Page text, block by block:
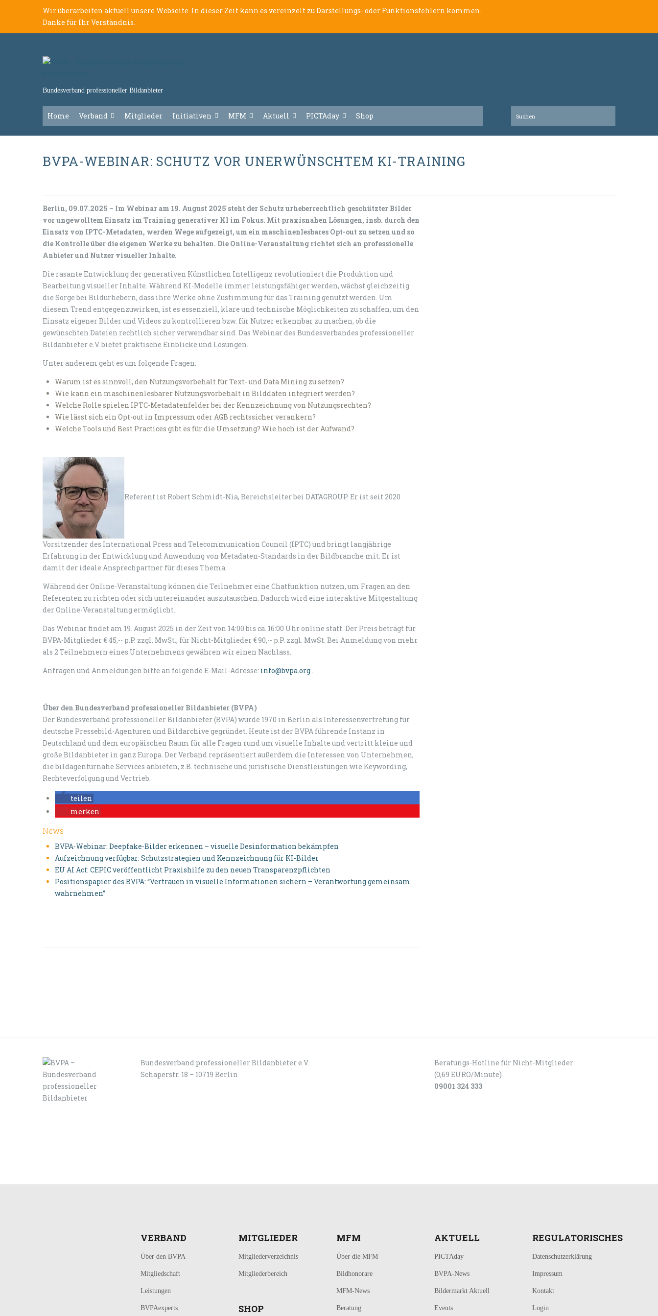
Wir überarbeiten aktuell unsere Webseite. In dieser Zeit kann es vereinzelt zu Darstellungs- oder Funktionsfehlern kommen.
Danke für Ihr Verständnis.
Bundesverband professioneller Bildanbieter
Home Verband Mitglieder Initiativen MFM Aktuell PICTAday Shop
BVPA-WEBINAR: SCHUTZ VOR UNERWÜNSCHTEM KI-TRAINING
Berlin, 09.07.2025 – Im Webinar am 19. August 2025 steht der Schutz urheberrechtlich geschützter Bilder
vor ungewolltem Einsatz im Training generativer KI im Fokus. Mit praxisnahen Lösungen, insb. durch den
Einsatz von IPTC-Metadaten, werden Wege aufgezeigt, um ein maschinenlesbares Opt-out zu setzen und so
die Kontrolle über die eigenen Werke zu behalten. Die Online-Veranstaltung richtet sich an professionelle
Anbieter und Nutzer visueller Inhalte.
Die rasante Entwicklung der generativen Künstlichen Intelligenz revolutioniert die Produktion und
Bearbeitung visueller Inhalte. Während KI-Modelle immer leistungsfähiger werden, wächst gleichzeitig
die Sorge bei Bildurhebern, dass ihre Werke ohne Zustimmung für das Training genutzt werden. Um
diesem Trend entgegenzuwirken, ist es essenziell, klare und technische Möglichkeiten zu schaffen, um den
Einsatz eigener Bilder und Videos zu kontrollieren bzw. für Nutzer erkennbar zu machen, ob die
gewünschten Dateien rechtlich sicher verwendbar sind. Das Webinar des Bundesverbandes professioneller
Bildanbieter e.V. bietet praktische Einblicke und Lösungen.
Unter anderem geht es um folgende Fragen:
Warum ist es sinnvoll, den Nutzungsvorbehalt für Text- und Data Mining zu setzen?
Wie kann ein maschinenlesbarer Nutzungsvorbehalt in Bilddaten integriert werden?
Welche Rolle spielen IPTC-Metadatenfelder bei der Kennzeichnung von Nutzungsrechten?
Wie lässt sich ein Opt-out in Impressum oder AGB rechtssicher verankern?
Welche Tools und Best Practices gibt es für die Umsetzung? Wie hoch ist der Aufwand?
Referent ist Robert Schmidt-Nia, Bereichsleiter bei DATAGROUP. Er ist seit 2020
Vorsitzender des International Press and Telecommunication Council (IPTC) und bringt langjährige
Erfahrung in der Entwicklung und Anwendung von Metadaten-Standards in der Bildbranche mit. Er ist
damit der ideale Ansprechpartner für dieses Thema.
Während der Online-Veranstaltung können die Teilnehmer eine Chatfunktion nutzen, um Fragen an den
Referenten zu richten oder sich untereinander auszutauschen. Dadurch wird eine interaktive Mitgestaltung
der Online-Veranstaltung ermöglicht.
Das Webinar findet am 19. August 2025 in der Zeit von 14:00 bis ca. 16:00 Uhr online statt. Der Preis beträgt für
BVPA-Mitglieder € 45,-- p.P. zzgl. MwSt., für Nicht-Mitglieder € 90,-- p.P. zzgl. MwSt. Bei Anmeldung von mehr
als 2 Teilnehmern eines Unternehmens gewähren wir einen Nachlass.
Anfragen und Anmeldungen bitte an folgende E-Mail-Adresse: info@bvpa.org.
Über den Bundesverband professioneller Bildanbieter (BVPA)
Der Bundesverband professioneller Bildanbieter (BVPA) wurde 1970 in Berlin als Interessenvertretung für
deutsche Pressebild-Agenturen und Bildarchive gegründet. Heute ist der BVPA führende Instanz in
Deutschland und dem europäischen Raum für alle Fragen rund um visuelle Inhalte und vertritt kleine und
große Bildanbieter in ganz Europa. Der Verband repräsentiert außerdem die Interessen von Unternehmen,
die bildagenturnahe Services anbieten, z.B. technische und juristische Dienstleistungen wie Keywording,
Rechteverfolgung und Vertrieb.
teilen
merken
News
BVPA-Webinar: Deepfake-Bilder erkennen – visuelle Desinformation bekämpfen
Aufzeichnung verfügbar: Schutzstrategien und Kennzeichnung für KI-Bilder
EU AI Act: CEPIC veröffentlicht Praxishilfe zu den neuen Transparenzpflichten
Positionspapier des BVPA: “Vertrauen in visuelle Informationen sichern – Verantwortung gemeinsam
wahrnehmen”
Bundesverband professioneller Bildanbieter e.V.
Schaperstr. 18 – 10719 Berlin
Beratungs-Hotline für Nicht-Mitglieder
(0,69 EURO/Minute)
09001 324 333
VERBAND
Über den BVPA
Mitgliedschaft
Leistungen
BVPAexperts
MITGLIEDER
Mitgliederverzeichnis
Mitgliederbereich
SHOP
MFM
Über die MFM
Bildhonorare
MFM-News
Beratung
AKTUELL
PICTAday
BVPA-News
Bildermarkt Aktuell
Events
REGULATORISCHES
Datenschutzerklärung
Impressum
Kontakt
Login